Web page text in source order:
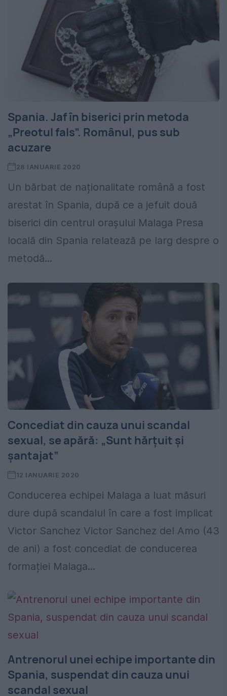
Spania. Jaf în biserici prin metoda
„Preotul fals”. Românul, pus sub
acuzare
28 IANUARIE 2020
Un bărbat de naționalitate română a fost
arestat în Spania, după ce a jefuit două
biserici din centrul orașului Malaga Presa
locală din Spania relatează pe larg despre o
metodă...
Concediat din cauza unui scandal
sexual, se apără: „Sunt hărțuit și
șantajat”
12 IANUARIE 2020
Conducerea echipei Malaga a luat măsuri
dure după scandalul în care a fost implicat
Victor Sanchez Victor Sanchez del Amo (43
de ani) a fost concediat de conducerea
formației Malaga...
Antrenorul unei echipe importante din
Spania, suspendat din cauza unui
scandal sexual